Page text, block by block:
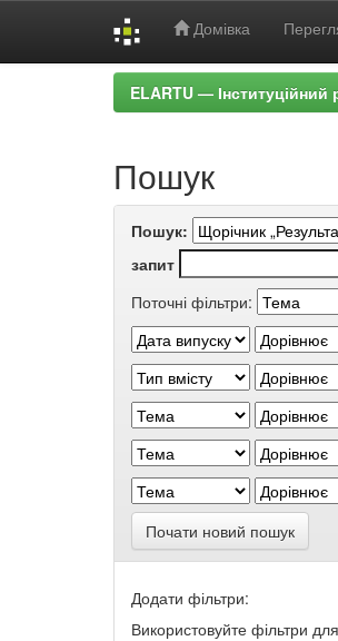
Домівка
ELARTU — Інституційний
Пошук
Пошук:
запит
Поточні фільтри:
Почати новий пошук
Додати фільтри:
Використовуйте фільтри